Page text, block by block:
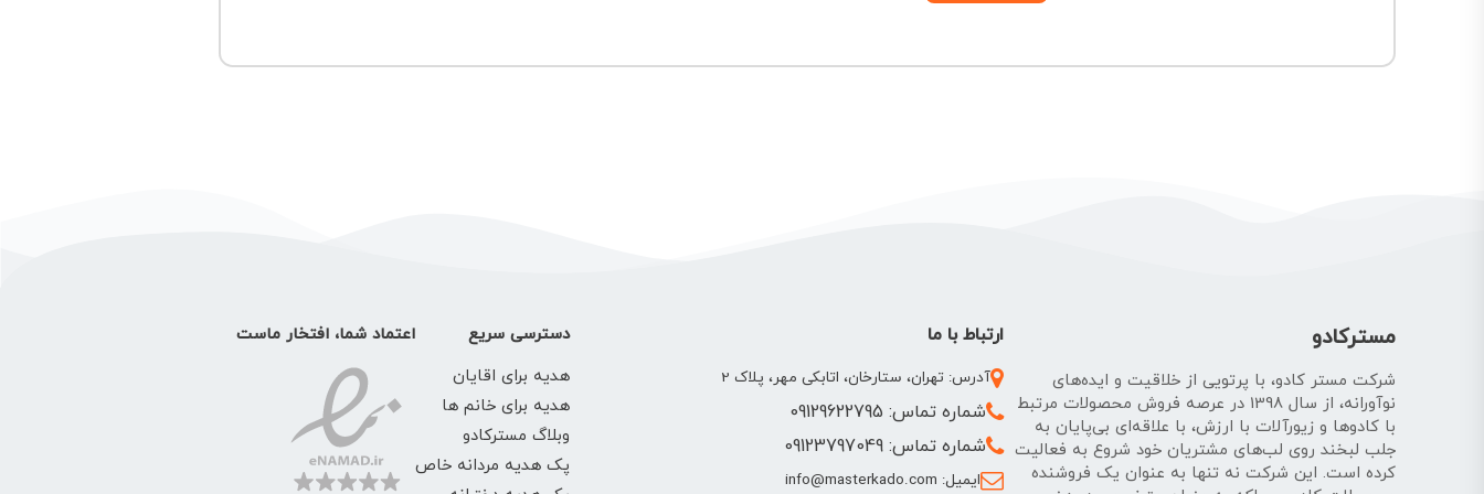
مسترکادو
شرکت مستر کادو، با پرتویی از خلاقیت و ایده‌های
نوآورانه، از سال 1398 در عرصه فروش محصولات مرتبط
با کادوها و زیورآلات با ارزش، با علاقه‌ای بی‌پایان به
جلب لبخند روی لب‌های مشتریان خود شروع به فعالیت
کرده است. این شرکت نه تنها به عنوان یک فروشنده
ارتباط با ما
آدرس: تهران، ستارخان، اتابکی مهر، پلاک 2
شماره تماس: 09129622795
شماره تماس: 09123797049
ایمیل: info@masterkado.com
دسترسی سریع
هدیه برای اقایان
هدیه برای خانم ها
وبلاگ مسترکادو
پک هدیه مردانه خاص
اعتماد شما، افتخار ماست